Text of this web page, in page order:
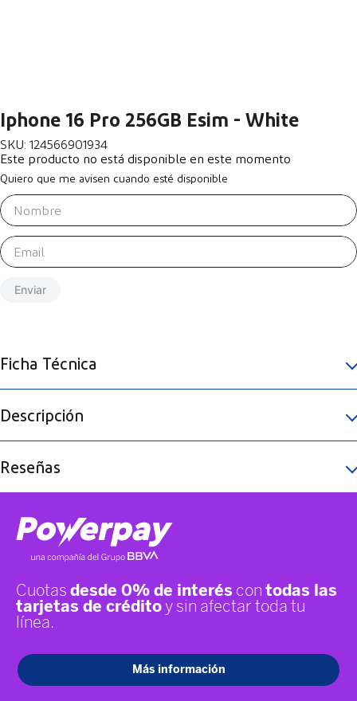
Iphone 16 Pro 256GB Esim - White
SKU: 124566901934
Este producto no está disponible en este momento
Quiero que me avisen cuando esté disponible
Enviar
Ficha Técnica
Descripción
Reseñas